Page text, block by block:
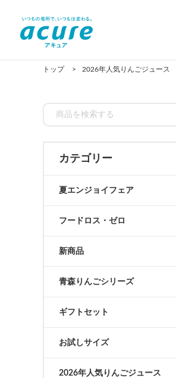
トップ 2026年人気りんごジュース
カテゴリー
夏エンジョイフェア
フードロス・ゼロ
新商品
青森りんごシリーズ
ギフトセット
お試しサイズ
2026年人気りんごジュース